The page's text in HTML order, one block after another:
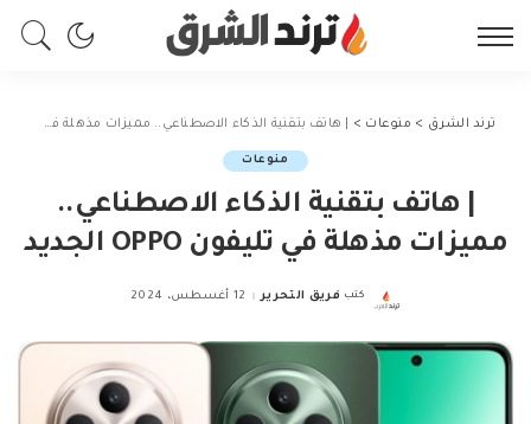
ترند الشرق > منوعات > | هاتف بتقنية الذكاء الاصطناعي.. مميزات مذهلة في تليفون OPPO الجديد
منوعات
| هاتف بتقنية الذكاء الاصطناعي..
مميزات مذهلة في تليفون OPPO الجديد
Posted
كتب فريق التحرير 12 أغسطس، 2024